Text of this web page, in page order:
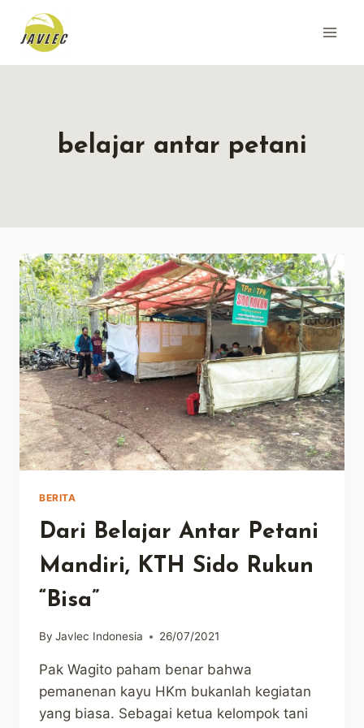
content
belajar antar petani
BERITA
Dari Belajar Antar Petani
Mandiri, KTH Sido Rukun
“Bisa”
By Javlec Indonesia 26/07/2021
Pak Wagito paham benar bahwa
pemanenan kayu HKm bukanlah kegiatan
yang biasa. Sebagai ketua kelompok tani